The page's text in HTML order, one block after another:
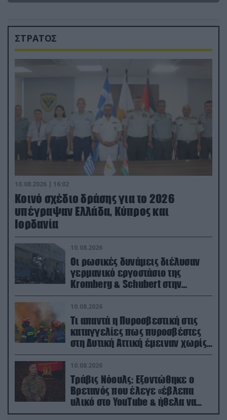
ΣΤΡΑΤΟΣ
10.08.2026 | 16:02
Κοινό σχέδιο δράσης για το 2026
υπέγραψαν Ελλάδα, Κύπρος και
Ιορδανία
10.08.2026
Οι ρωσικές δυνάμεις διέλυσαν
γερμανικό εργοστάσιο της
Kromberg & Schubert στην
Ουκρανία (βίντεο)
10.08.2026
Τι απαντά η Πυροσβεστική στις
καταγγελίες πως πυροσβέστες
στη Δυτική Αττική έμειναν χωρίς
φαγητό και νερό
10.08.2026
Τράβις Νόουλς: Εξοντώθηκε ο
Βρετανός που έλεγε «έβλεπα
υλικό στο YouTube & ήθελα να
καθαρίσω τους Ρώσους» (βίντεο)